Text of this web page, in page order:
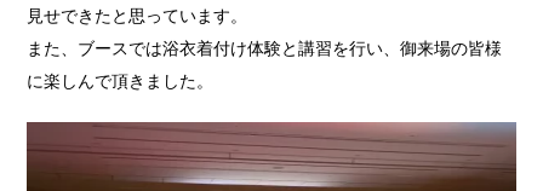
見せできたと思っています。
また、ブースでは浴衣着付け体験と講習を行い、御来場の皆様
に楽しんで頂きました。